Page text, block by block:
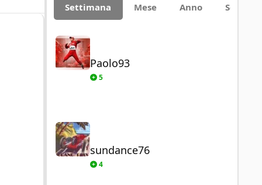
Settimana Mese Anno Sempre
Paolo93
5
sundance76
sundance76
4